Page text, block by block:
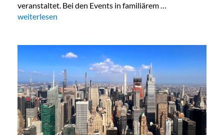
veranstaltet. Bei den Events in familiärem …
„Lala Berlin Flash Sale in München 24. bis 26.Oktober 2023“
weiterlesen